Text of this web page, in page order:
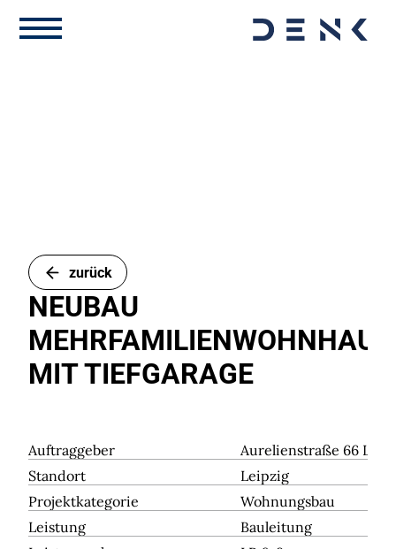
zurück
NEUBAU
MEHRFAMILIENWOHNHAUS
MIT TIEFGARAGE
Auftraggeber
Aurelienstraße 66
Standort
Leipzig
Projektkategorie
Wohnungsbau
Leistung
Bauleitung